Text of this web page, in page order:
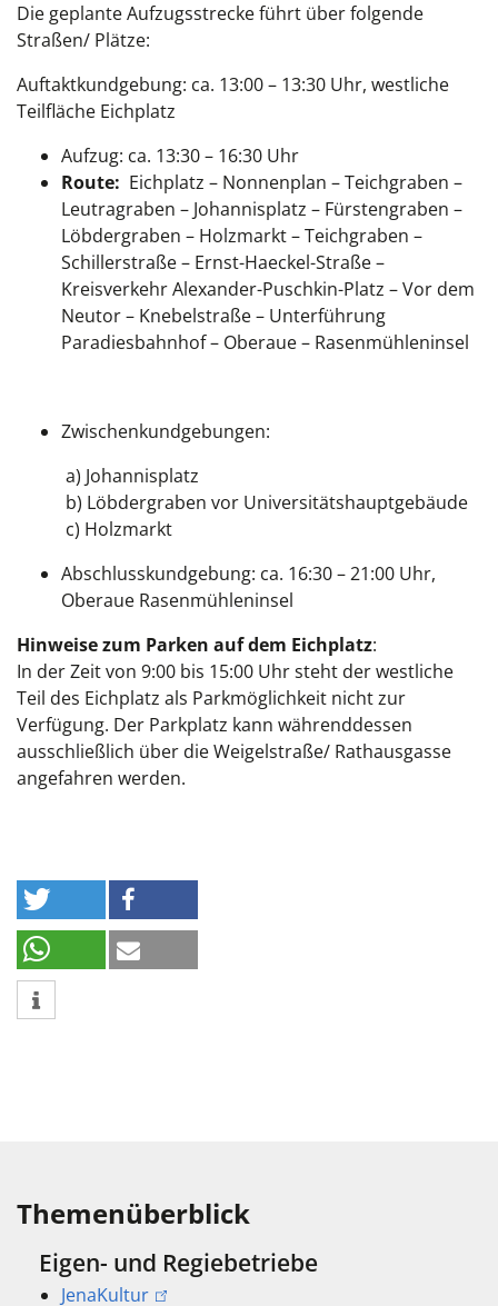
Die geplante Aufzugsstrecke führt über folgende
Straßen/ Plätze:
Auftaktkundgebung: ca. 13:00 – 13:30 Uhr, westliche
Teilfläche Eichplatz
Aufzug: ca. 13:30 – 16:30 Uhr
Route: Eichplatz – Nonnenplan – Teichgraben –
Leutragraben – Johannisplatz – Fürstengraben –
Löbdergraben – Holzmarkt – Teichgraben –
Schillerstraße – Ernst-Haeckel-Straße –
Kreisverkehr Alexander-Puschkin-Platz – Vor dem
Neutor – Knebelstraße – Unterführung
Paradiesbahnhof – Oberaue – Rasenmühleninsel
Zwischenkundgebungen:
a) Johannisplatz
b) Löbdergraben vor Universitätshauptgebäude
c) Holzmarkt
Abschlusskundgebung: ca. 16:30 – 21:00 Uhr,
Oberaue Rasenmühleninsel
Hinweise zum Parken auf dem Eichplatz:
In der Zeit von 9:00 bis 15:00 Uhr steht der westliche
Teil des Eichplatz als Parkmöglichkeit nicht zur
Verfügung. Der Parkplatz kann währenddessen
ausschließlich über die Weigelstraße/ Rathausgasse
angefahren werden.
Themenüberblick
Eigen- und Regiebetriebe
JenaKultur